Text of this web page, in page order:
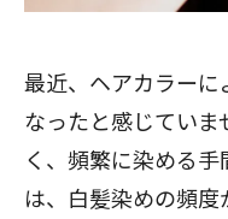
最近、ヘアカラーに
なったと感じてい
く、頻繁に染める
は、白髪染めの頻